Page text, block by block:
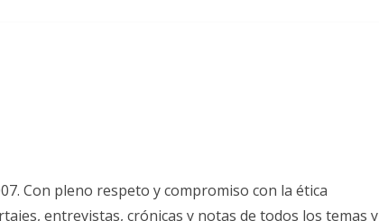
Con pleno respeto y compromiso con la ética
entrevistas, crónicas y notas de todos los temas y